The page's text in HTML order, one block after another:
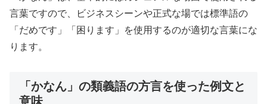
言葉ですので、ビジネスシーンや正式な場では標準語の
「だめです」「困ります」を使用するのが適切な言葉にな
ります。
「かなん」の類義語の方言を使った例文と
意味